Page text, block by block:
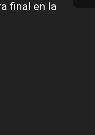
final en la